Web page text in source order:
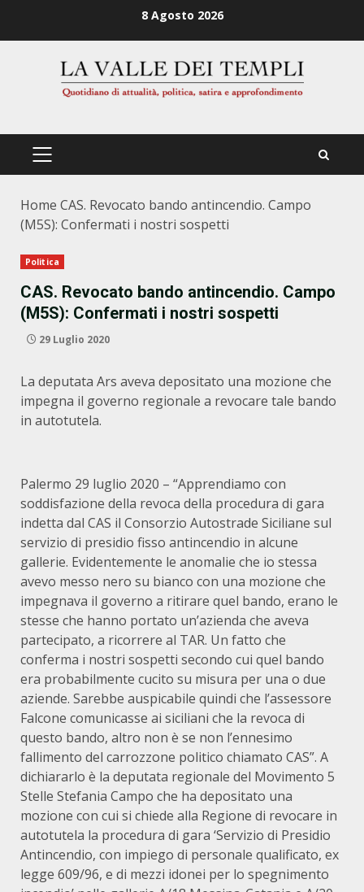
8 Agosto 2026
PRIMÄRES
Home CAS. Revocato bando antincendio. Campo
(M5S): Confermati i nostri sospetti
Politica
CAS. Revocato bando antincendio. Campo
(M5S): Confermati i nostri sospetti
29 Luglio 2020
La deputata Ars aveva depositato una mozione che
impegna il governo regionale a revocare tale bando
in autotutela.
Palermo 29 luglio 2020 – “Apprendiamo con
soddisfazione della revoca della procedura di gara
indetta dal CAS il Consorzio Autostrade Siciliane sul
servizio di presidio fisso antincendio in alcune
gallerie. Evidentemente le anomalie che io stessa
avevo messo nero su bianco con una mozione che
impegnava il governo a ritirare quel bando, erano le
stesse che hanno portato un’azienda che aveva
partecipato, a ricorrere al TAR. Un fatto che
conferma i nostri sospetti secondo cui quel bando
era probabilmente cucito su misura per una o due
aziende. Sarebbe auspicabile quindi che l’assessore
Falcone comunicasse ai siciliani che la revoca di
questo bando, altro non è se non l’ennesimo
fallimento del carrozzone politico chiamato CAS”. A
dichiararlo è la deputata regionale del Movimento 5
Stelle Stefania Campo che ha depositato una
mozione con cui si chiede alla Regione di revocare in
autotutela la procedura di gara ‘Servizio di Presidio
Antincendio, con impiego di personale qualificato, ex
legge 609/96, e di mezzi idonei per lo spegnimento